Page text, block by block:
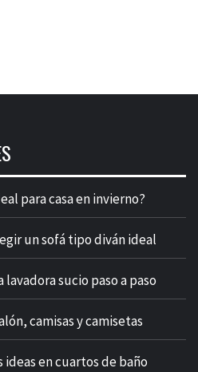
para casa en invierno?
un sofá tipo diván ideal
sucio paso a paso
camisas y camisetas
en cuartos de baño